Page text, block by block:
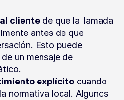
cliente de que la llamada
antes de que
Esto puede
un mensaje de
explícito cuando
normativa local. Algunos